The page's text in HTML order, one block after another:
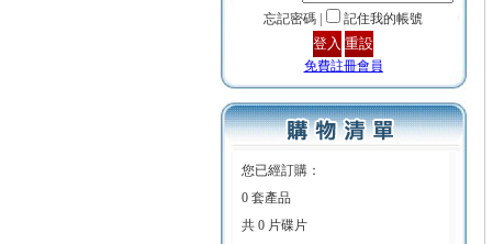
忘記密碼 |
記住我的帳號
免費註冊會員
您已經訂購：
0 套產品
共 0 片碟片